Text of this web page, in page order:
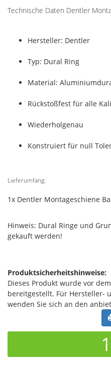
Technische Daten Dentler
Hersteller: Dentler
Typ: Dural Ring
Material:
Rückstoßfest für alle
Wiederholgenau
Konstruiert für null
Lieferumfang:
1x Dentler Montageschiene
Hinweis: Dural Ringe und
gekauft werden!
Produktsicherheitshinweise:
Dieses Produkt wurde vor
bereitgestellt. Für Hersteller-
wenden Sie sich an den